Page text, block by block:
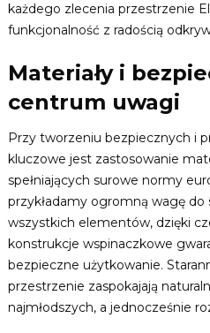
każdego zlecenia przestrzenie
funkcjonalność z radością
Materiały i
centrum uwagi
Przy tworzeniu bezpiecznych i
kluczowe jest zastosowanie
spełniających surowe normy
przykładamy ogromną wagę do
wszystkich elementów, dzięki
konstrukcje wspinaczkowe
bezpieczne użytkowanie.
przestrzenie zaspokajają
najmłodszych, a jednocześnie